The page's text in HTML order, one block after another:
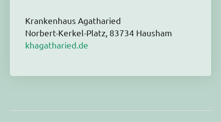
Krankenhaus Agatharied
Norbert-Kerkel-Platz, 83734 Hausham
khagatharied.de